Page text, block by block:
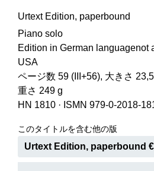
Urtext Edition, paperbound
Piano solo
Edition in German languagenot
USA
ページ数 59 (III+56), 大きさ
重さ 249 g
HN 1810 · ISMN 979-0-2018-
このタイトルを含む他の版
Urtext Edition, paperbound